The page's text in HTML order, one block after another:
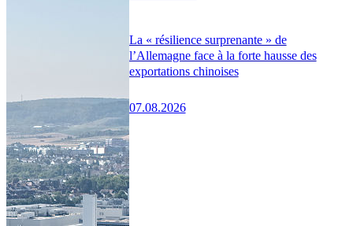
La « résilience surprenante » de
l’Allemagne face à la forte hausse des
exportations chinoises
07.08.2026